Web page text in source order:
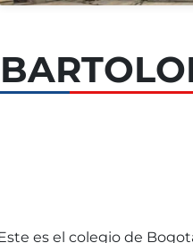
es el colegio de